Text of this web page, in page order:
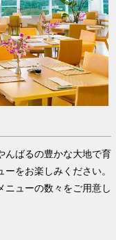
んばるの豊かな大地で育
をお楽しみください。
ニューの数々をご用意し